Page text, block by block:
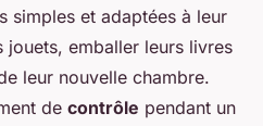
simples et adaptées à leur
jouets, emballer leurs livres
leur nouvelle chambre.
de contrôle pendant un